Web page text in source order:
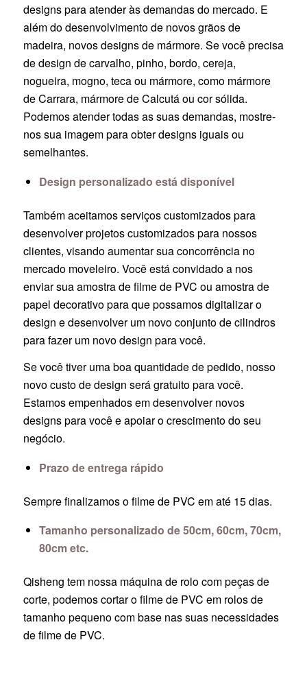
designs para atender às demandas do mercado. E
além do desenvolvimento de novos grãos de
madeira, novos designs de mármore. Se você precisa
de design de carvalho, pinho, bordo, cereja,
nogueira, mogno, teca ou mármore, como mármore
de Carrara, mármore de Calcutá ou cor sólida.
Podemos atender todas as suas demandas, mostre-
nos sua imagem para obter designs iguais ou
semelhantes.
Design personalizado está disponível
Também aceitamos serviços customizados para
desenvolver projetos customizados para nossos
clientes, visando aumentar sua concorrência no
mercado moveleiro. Você está convidado a nos
enviar sua amostra de filme de PVC ou amostra de
papel decorativo para que possamos digitalizar o
design e desenvolver um novo conjunto de cilindros
para fazer um novo design para você.
Se você tiver uma boa quantidade de pedido, nosso
novo custo de design será gratuito para você.
Estamos empenhados em desenvolver novos
designs para você e apoiar o crescimento do seu
negócio.
Prazo de entrega rápido
Sempre finalizamos o filme de PVC em até 15 dias.
Tamanho personalizado de 50cm, 60cm, 70cm,
80cm etc.
Qisheng tem nossa máquina de rolo com peças de
corte, podemos cortar o filme de PVC em rolos de
tamanho pequeno com base nas suas necessidades
de filme de PVC.